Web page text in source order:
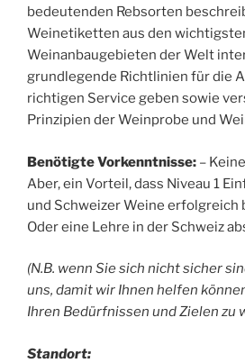
bedeutenden Rebsorten
Weinetiketten aus den
Weinanbaugebieten der Welt
grundlegende Richtlinien für die
richtigen Service geben sowie
Prinzipien der Weinprobe und
Benötigte Vorkenntnisse: –
Aber, ein Vorteil, dass Niveau 1
und Schweizer Weine erfolgreich
Oder eine Lehre in der Schweiz
(N.B. wenn Sie sich nicht sicher
uns, damit wir Ihnen helfen
Ihren Bedürfnissen und Zielen zu
Standort: